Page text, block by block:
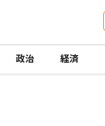
政治 経済